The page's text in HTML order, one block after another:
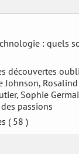
: quels
découvertes
Johnson,
Sophie
passions
( 58 )